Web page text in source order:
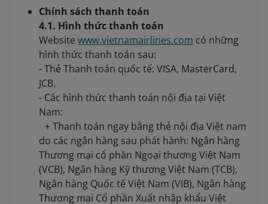
Chính sách thanh toán
4.1. Hình thức thanh toán
Website www.vietnamairlines.com có những
hình thức thanh toán sau:
- Thẻ Thanh toán quốc tế: VISA, MasterCard,
JCB.
- Các hình thức thanh toán nội địa tại Việt
Nam:
​+ Thanh toán ngay bằng thẻ nội địa Việt nam
do các ngân hàng sau phát hành: Ngân hàng
Thương mại cổ phần Ngoại thương Việt Nam
(VCB), Ngân hàng Kỹ thương Việt Nam (TCB),
Ngân hàng Quốc tế Việt Nam (VIB), Ngân hàng
Thương mại Cổ phần Xuất nhập khẩu Việt